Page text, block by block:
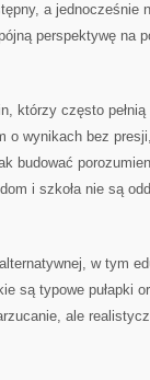
a jednocześnie
perspektywę na
którzy często
o wynikach bez
budować
i szkoła nie są
w tym
są typowe pułapki
ale